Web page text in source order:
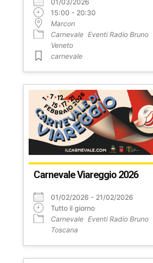
15:00 - 20:30
Marcon
Carnevale Eventi Radio Bruno
Veneto
carnevale
Carnevale Viareggio 2026
01/02/2026 - 21/02/2026
Tutto il giorno
Carnevale Eventi Radio Bruno
Toscana